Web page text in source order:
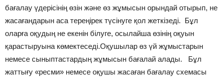
бағалау үдерісінің өзін және өз жұмысын орындай отырып, не
жасағандарын аса тереңірек түсінуге қол жеткізеді. Бұл
оларға оқудың не екенін білуге, осылайша өзінің оқуын
қарастыруына көмектеседі.Оқушылар өз үй жұмыстарын
немесе сыныптастардың жұмысын бағалай алады. Бұл
жаттығу «ресми» немесе оқушы жасаған бағалау схемасы